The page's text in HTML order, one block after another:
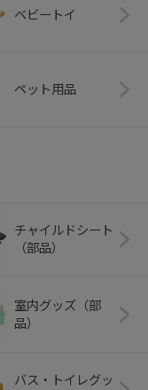
ベビートイ
ペット用品
チャイルドシート
（部品）
室内グッズ（部
品）
バス・トイレグッ